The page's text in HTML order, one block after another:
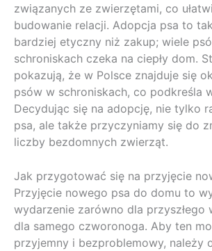
związanych ze zwierzętami, co
budowanie relacji. Adopcja psa to
bardziej etyczny niż zakup; wiele
schroniskach czeka na ciepły dom.
pokazują, że w Polsce znajduje się
psów w schroniskach, co podkreśla
Decydując się na adopcję, nie tylko
psa, ale także przyczyniamy się do
liczby bezdomnych zwierząt.
Jak przygotować się na przyjęcie
Przyjęcie nowego psa do domu to
wydarzenie zarówno dla przyszłego
dla samego czworonoga. Aby ten
przyjemny i bezproblemowy, należy